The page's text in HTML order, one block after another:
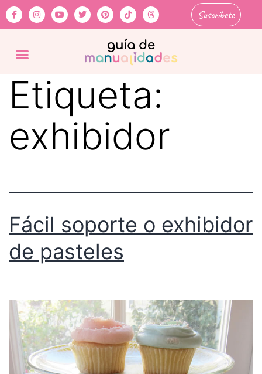
Suscríbete
Etiqueta:
exhibidor
Fácil soporte o exhibidor
de pasteles